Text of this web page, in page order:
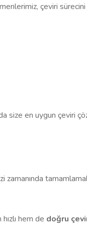
çeviri
size en uygun çeviri
zamanında
hem de doğru